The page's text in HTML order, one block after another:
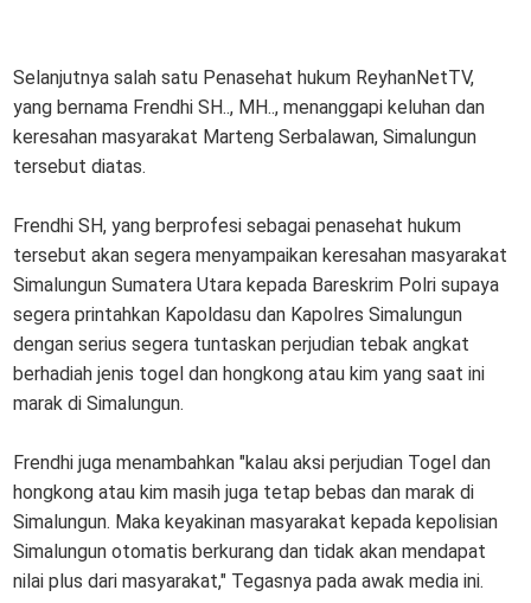
Selanjutnya salah satu Penasehat hukum ReyhanNetTV,
yang bernama Frendhi SH.., MH.., menanggapi keluhan dan
keresahan masyarakat Marteng Serbalawan, Simalungun
tersebut diatas.
Frendhi SH, yang berprofesi sebagai penasehat hukum
tersebut akan segera menyampaikan keresahan masyarakat
Simalungun Sumatera Utara kepada Bareskrim Polri supaya
segera printahkan Kapoldasu dan Kapolres Simalungun
dengan serius segera tuntaskan perjudian tebak angkat
berhadiah jenis togel dan hongkong atau kim yang saat ini
marak di Simalungun.
Frendhi juga menambahkan "kalau aksi perjudian Togel dan
hongkong atau kim masih juga tetap bebas dan marak di
Simalungun. Maka keyakinan masyarakat kepada kepolisian
Simalungun otomatis berkurang dan tidak akan mendapat
nilai plus dari masyarakat," Tegasnya pada awak media ini.